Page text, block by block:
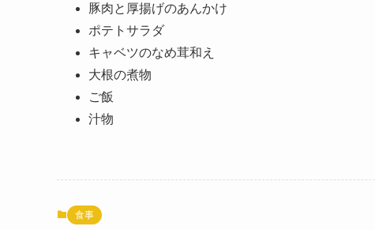
豚肉と厚揚げのあんかけ
ポテトサラダ
キャベツのなめ茸和え
大根の煮物
ご飯
汁物
食事